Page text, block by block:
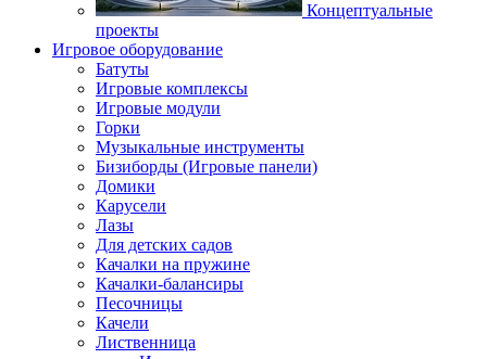
Концептуальные
проекты
Игровое оборудование
Батуты
Игровые комплексы
Игровые модули
Горки
Музыкальные инструменты
Бизиборды (Игровые панели)
Домики
Карусели
Лазы
Для детских садов
Качалки на пружине
Качалки-балансиры
Песочницы
Качели
Лиственница